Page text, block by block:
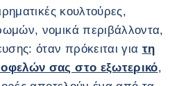
κουλτούρες,
νομικά περιβάλλοντα,
όταν πρόκειται για τη
σας στο εξωτερικό,